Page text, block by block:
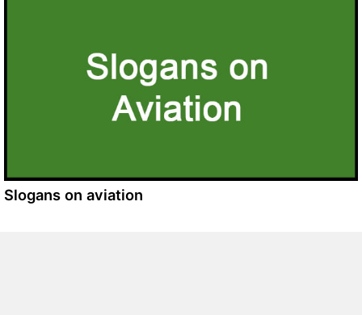
Slogans on aviation